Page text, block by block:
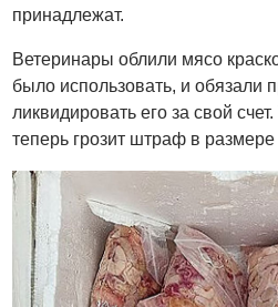
принадлежат.
Ветеринары облили мясо
было использовать, и обязали
ликвидировать его за свой
теперь грозит штраф в